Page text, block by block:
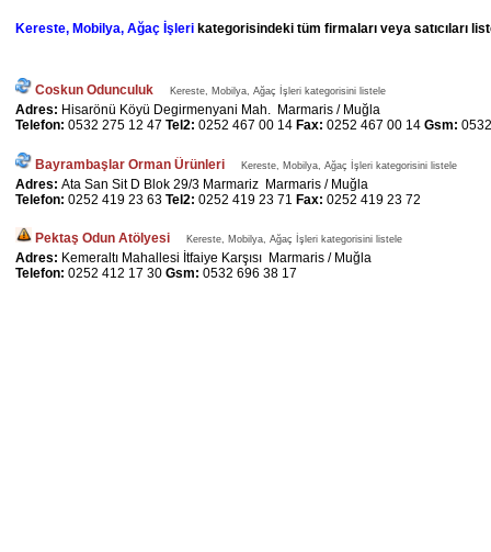
Kereste, Mobilya, Ağaç İşleri kategorisindeki tüm firmaları veya satıcıları
Coskun Odunculuk Kereste, Mobilya, Ağaç İşleri kategorisini listele
Adres: Hisarönü Köyü Degirmenyani Mah. Marmaris / Muğla
Telefon: 0532 275 12 47 Tel2: 0252 467 00 14 Fax: 0252 467 00 14 Gsm:
Bayrambaşlar Orman Ürünleri Kereste, Mobilya, Ağaç İşleri kategorisini listele
Adres: Ata San Sit D Blok 29/3 Marmariz Marmaris / Muğla
Telefon: 0252 419 23 63 Tel2: 0252 419 23 71 Fax: 0252 419 23 72
Pektaş Odun Atölyesi Kereste, Mobilya, Ağaç İşleri kategorisini listele
Adres: Kemeraltı Mahallesi İtfaiye Karşısı Marmaris / Muğla
Telefon: 0252 412 17 30 Gsm: 0532 696 38 17